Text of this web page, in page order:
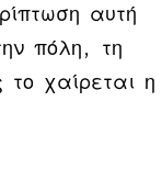
αυτή
πόλη, τη
χαίρεται η